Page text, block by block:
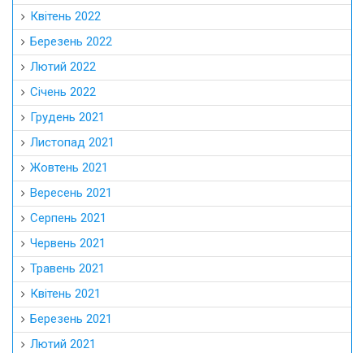
Квітень 2022
Березень 2022
Лютий 2022
Січень 2022
Грудень 2021
Листопад 2021
Жовтень 2021
Вересень 2021
Серпень 2021
Червень 2021
Травень 2021
Квітень 2021
Березень 2021
Лютий 2021